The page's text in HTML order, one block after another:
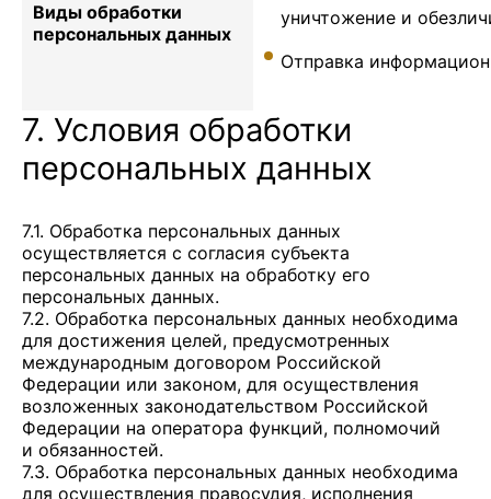
Виды обработки
персональных данных
уничтожение и
Отправка
7. Условия обработки
персональных данных
7.1. Обработка персональных данных
осуществляется с согласия субъекта
персональных данных на обработку его
персональных данных.
7.2. Обработка персональных данных необходима
для достижения целей, предусмотренных
международным договором Российской
Федерации или законом, для осуществления
возложенных законодательством Российской
Федерации на оператора функций, полномочий
и обязанностей.
7.3. Обработка персональных данных необходима
для осуществления правосудия, исполнения